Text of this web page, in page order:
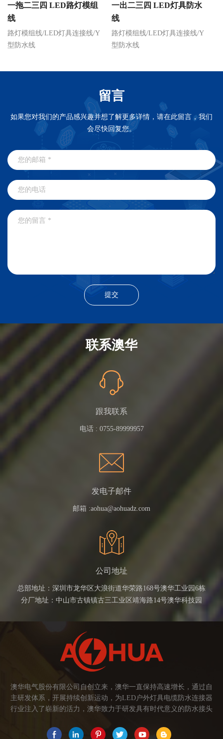
一拖二三四 LED路灯模组
线
路灯模组线/LED灯具连接线/Y
型防水线
一出二三四 LED灯具防水
线
路灯模组线/LED灯具连接线/Y
型防水线
留言
如果您对我们的产品感兴趣并想了解更多详情，请在此留言，我们
会尽快回复您。
联系澳华
跟我联系
电话 : 0755-89999957
发电子邮件
邮箱 :aohua@aohuadz.com
公司地址
总部地址：深圳市龙华区大浪街道华荣路168号澳华工业园6栋
分厂地址：中山市古镇镇古三工业区靖海路14号澳华科技园
澳华电气股份有限公司自创立来，澳华一直保持高速增长，通过自
主研发体系，开展持续创新运动，为LED户外灯具电缆防水连接器
行业注入了崭新的活力，澳华致力于研发具有时代意义的防水接头
物生长灯、高铁动车、养殖畜牧、水族设备、发热瓷砖、船舶、油